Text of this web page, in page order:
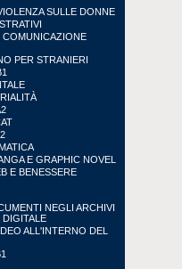
SULLE DONNE
COMUNICAZIONE
PER STRANIERI
E GRAPHIC NOVEL
E BENESSERE
NEGLI ARCHIVI
DIGITALE
ALL'INTERNO DEL